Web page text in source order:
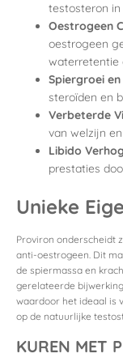
testosteron
Oestrogeen
oestrogeen
waterretentie
Spiergroei
steroïden en
Verbeterde
van welzijn
Libido
prestaties
Unieke
Proviron onderscheidt
anti-oestrogeen. Dit
de spiermassa en
gerelateerde
waardoor het ideaal is
op de natuurlijke
KUREN MET